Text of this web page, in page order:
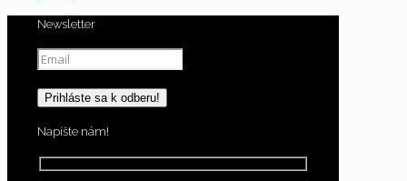
Newsletter
Napíšte nám!